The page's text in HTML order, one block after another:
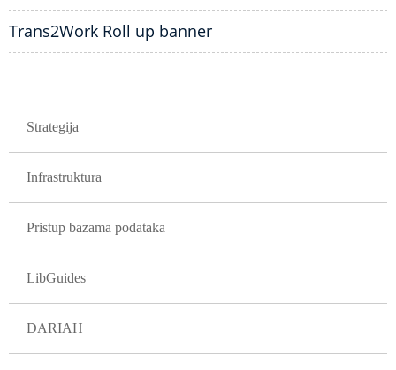
Trans2Work Roll up banner
Strategija
Infrastruktura
Pristup bazama podataka
LibGuides
DARIAH